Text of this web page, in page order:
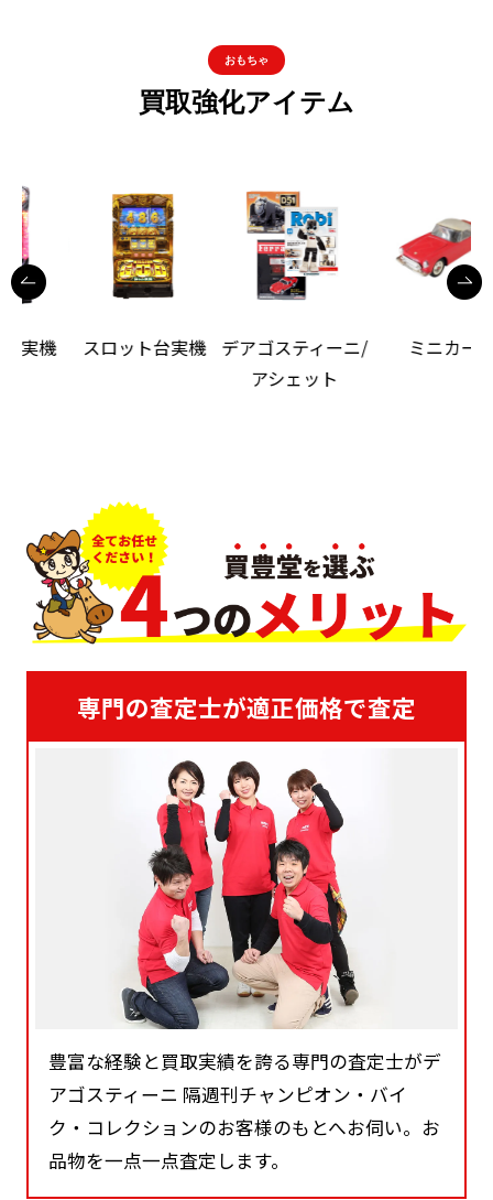
おもちゃ
買取強化アイテム
スロット台実機 デアゴスティーニ/
アシェット
ミニカー
専門の査定士が適正価格で査定
豊富な経験と買取実績を誇る専門の査定士がデ
アゴスティーニ 隔週刊チャンピオン・バイ
ク・コレクションのお客様のもとへお伺い。お
品物を一点一点査定します。